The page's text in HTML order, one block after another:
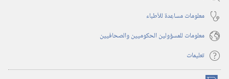
معلومات مساعِدة للأطباء
معلومات للمسؤولين الحكوميين والصحافيين
تعليمات